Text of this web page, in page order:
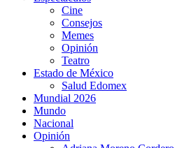
Cine
Consejos
Memes
Opinión
Teatro
Estado de México
Salud Edomex
Mundial 2026
Mundo
Nacional
Opinión